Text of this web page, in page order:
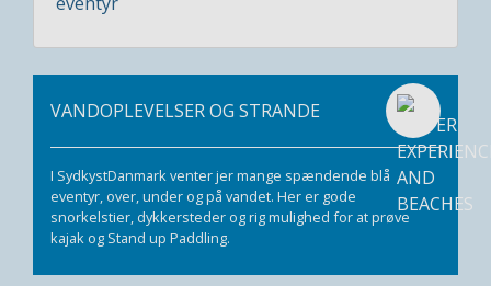
VANDOPLEVELSER OG STRANDE
I SydkystDanmark venter jer mange spændende blå
eventyr, over, under og på vandet. Her er gode
snorkelstier, dykkersteder og rig mulighed for at prøve
kajak og Stand up Paddling.